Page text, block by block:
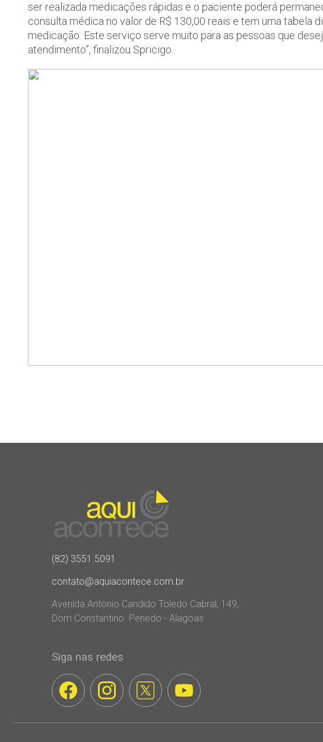
ser realizada medicações rápidas e o paciente poderá
consulta médica no valor de R$ 130,00 reais e tem uma tabela
medicação. Este serviço serve muito para as pessoas que
atendimento”, finalizou Spricigo.
(82) 3551.5091
contato@aquiacontece.com.br
Avenida Antonio Candido Toledo Cabral, 149,
Dom Constantino. Penedo - Alagoas
Siga nas redes